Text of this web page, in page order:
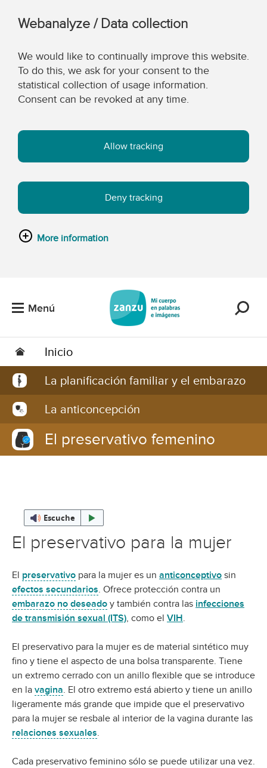
Webanalyze / Data collection
We would like to continually improve this website.
To do this, we ask for your consent to the
statistical collection of usage information.
Consent can be revoked at any time.
Allow tracking
Deny tracking
More information
Menú
Inicio
La planificación familiar y el embarazo
La anticoncepción
El preservativo femenino
Escuche
El preservativo para la mujer
El preservativo para la mujer es un anticonceptivo sin
efectos secundarios. Ofrece protección contra un
embarazo no deseado y también contra las infecciones
de transmisión sexual (ITS), como el VIH .
El preservativo para la mujer es de material sintético muy
fino y tiene el aspecto de una bolsa transparente. Tiene
un extremo cerrado con un anillo flexible que se introduce
en la vagina. El otro extremo está abierto y tiene un anillo
ligeramente más grande que impide que el preservativo
para la mujer se resbale al interior de la vagina durante las
relaciones sexuales.
Cada preservativo feminino sólo se puede utilizar una vez.